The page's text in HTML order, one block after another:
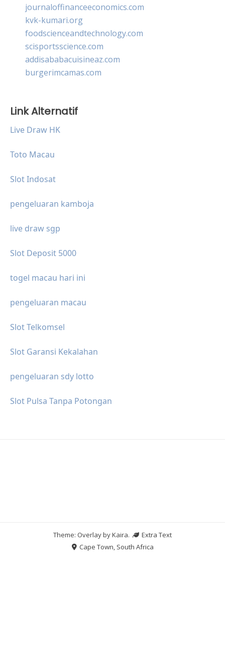
journaloffinanceeconomics.com
kvk-kumari.org
foodscienceandtechnology.com
scisportsscience.com
addisababacuisineaz.com
burgerimcamas.com
Link Alternatif
Live Draw HK
Toto Macau
Slot Indosat
pengeluaran kamboja
live draw sgp
Slot Deposit 5000
togel macau hari ini
pengeluaran macau
Slot Telkomsel
Slot Garansi Kekalahan
pengeluaran sdy lotto
Slot Pulsa Tanpa Potongan
Theme: Overlay byKaira.
Extra Text
Cape Town, South Africa